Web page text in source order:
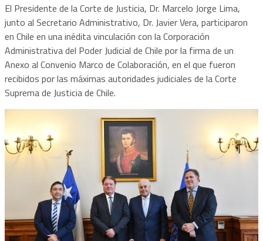
El Presidente de la Corte de Justicia, Dr. Marcelo Jorge Lima,
junto al Secretario Administrativo, Dr. Javier Vera, participaron
en Chile en una inédita vinculación con la Corporación
Administrativa del Poder Judicial de Chile por la firma de un
Anexo al Convenio Marco de Colaboración, en el que fueron
recibidos por las máximas autoridades judiciales de la Corte
Suprema de Justicia de Chile.